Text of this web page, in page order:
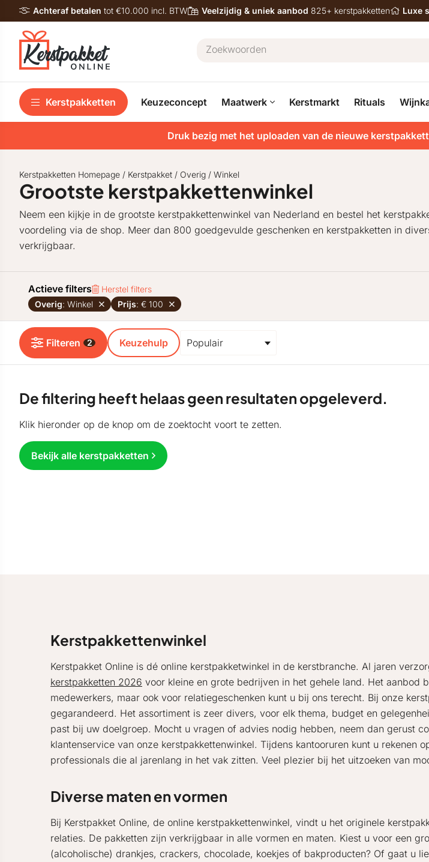
Achteraf betalen tot €10.000 incl. BTW Veelzijdig & uniek aanbod 825+ kerstpakketten Luxe
Kerstpakketten Keuzeconcept Maatwerk Kerstmarkt Rituals
Druk bezig met het uploaden van de nieuwe
Kerstpakketten Homepage / Kerstpakket / Overig / Winkel
Grootste kerstpakkettenwinkel
Neem een kijkje in de grootste kerstpakkettenwinkel van Nederland en bestel het
voordeling via de shop. Meer dan 800 goedgevulde geschenken en kerstpakketten in
verkrijgbaar.
Actieve filters
Herstel filters
Overig: Winkel Prijs: € 100
Filteren 2 Keuzehulp
De filtering heeft helaas geen resultaten opgeleverd.
Klik hieronder op de knop om de zoektocht voort te zetten.
Bekijk alle kerstpakketten
Kerstpakkettenwinkel
Kerstpakket Online is dé online kerstpakketwinkel in de kerstbranche. Al jaren
kerstpakketten 2026 voor kleine en grote bedrijven in het gehele land. Het aanbod
medewerkers, maar ook voor relatiegeschenken kunt u bij ons terecht. Bij onze
gegarandeerd. Het assortiment is zeer divers, voor elk thema, budget en
past bij uw doelgroep. Mocht u vragen of advies nodig hebben, neem dan gerust
klantenservice van onze kerstpakkettenwinkel. Tijdens kantooruren kunt u rekenen
professionals die al jarenlang in het vak zitten. Veel plezier bij het uitzoeken van
Diverse maten en vormen
Bij Kerstpakket Online, de online kerstpakkettenwinkel, vindt u het originele
relaties. De pakketten zijn verkrijgbaar in alle vormen en maten. Kiest u voor een
(alcoholische) drankjes, crackers, chocolade, koekjes of bakproducten? Of gaat u